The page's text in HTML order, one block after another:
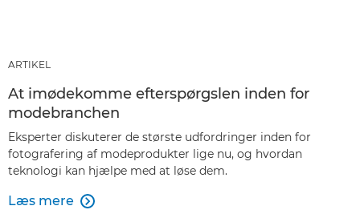
ARTIKEL
At imødekomme efterspørgslen inden for
modebranchen
Eksperter diskuterer de største udfordringer inden for
fotografering af modeprodukter lige nu, og hvordan
teknologi kan hjælpe med at løse dem.
Læs mere 